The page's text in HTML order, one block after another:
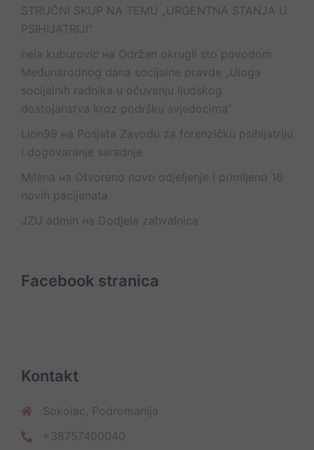
STRUČNI SKUP NA TEMU „URGENTNA STANJA U
PSIHIJATRIJI“
nela kuburovic на Održan okrugli sto povodom
Međunarodnog dana socijalne pravde „Uloga
socijalnih radnika u očuvanju ljudskog
dostojanstva kroz podršku svjedocima“
Lion99 на Posjeta Zavodu za forenzičku psihijatriju
i dogovaranje saradnje
Milena на Otvoreno novo odjeljenje i primljeno 16
novih pacijenata
JZU admin на Dodjela zahvalnica
Facebook stranica
Kontakt
Sokolac, Podromanija
+38757400040